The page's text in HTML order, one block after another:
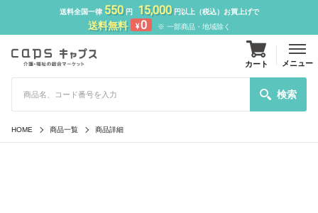
送料全国一律 550円 15,000円以上（税込）お買上げで
送料無料 ¥0 ※ 一部商品・地域除く
検索
カート メニュー
HOME 商品一覧 商品詳細